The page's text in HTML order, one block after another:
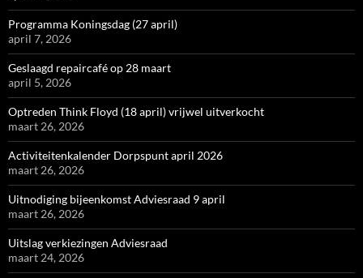
Programma Koningsdag (27 april)
april 7, 2026
Geslaagd repaircafé op 28 maart
april 5, 2026
Optreden Think Floyd (18 april) vrijwel uitverkocht
maart 26, 2026
Activiteitenkalender Dorpspunt april 2026
maart 26, 2026
Uitnodiging bijeenkomst Adviesraad 9 april
maart 26, 2026
Uitslag verkiezingen Adviesraad
maart 24, 2026